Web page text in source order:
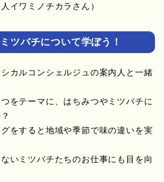
イワミノチカラさん）
ツバチについて学ぼう！
カルコンシェルジュの案内人と一緒
をテーマに、はちみつやミツバチに
をすると地域や季節で味の違いを実
いミツバチたちのお仕事にも目を向